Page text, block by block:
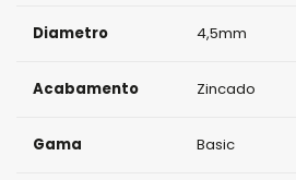
Diametro 4,5mm
Acabamento Zincado
Gama Basic